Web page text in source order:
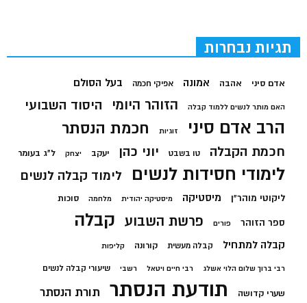
תגיות נבחרות
אדם סיני אהבה אמונה אפיקי חכמה בעל הסולם
האם מותר לנשים ללמוד קבלה הזוהר היומי היסוד השבועי
הרב אדם סיני זוגיות חכמת הנסתר
חכמת הקבלה טו בשבט יוני כהן יעקב יצחק ל"ג בעומר
לימודי חסידות לנשים לימוד קבלה לנשים
ליקוטי מוהר"ן מיסטיקה מיסטיקה יהודית מלחמה סוכות
ספר הזוהר פורים פרשת השבוע קבלה
קבלה למתחיל קבלה מעשית קורונה קליפות
רבי ברוך שלום הלוי אשלג רבי חיים ויטאל רשבי שיעורי קבלה לנשים
שערי קדושה תודעת הנסתר תורת הנסתר